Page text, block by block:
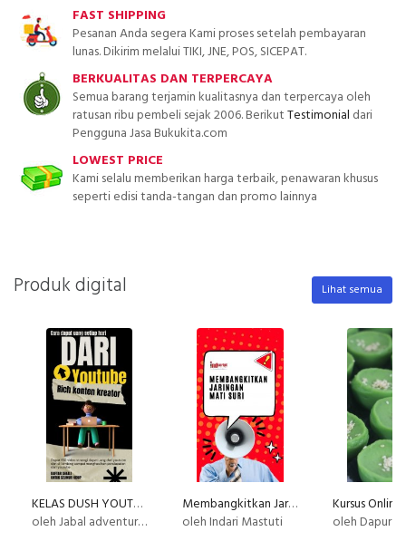
FAST SHIPPING
Pesanan Anda segera Kami proses setelah pembayaran
lunas. Dikirim melalui TIKI, JNE, POS, SICEPAT.
BERKUALITAS DAN TERPERCAYA
Semua barang terjamin kualitasnya dan terpercaya oleh
ratusan ribu pembeli sejak 2006. BerikutTestimonial dari
Pengguna Jasa Bukukita.com
LOWEST PRICE
Kami selalu memberikan harga terbaik, penawaran khusus
seperti edisi tanda-tangan dan promo lainnya
Produk digital Lihat semua
KELAS DUSH YOUTUBE : Cara Dapat Uang Setiap Hari dan 10 Juta pertama dari Youtube
oleh Jabal adventure x Jabal Digital
Membangkitkan Jaringan Mati Suri
oleh Indari Mastuti
oleh Dapur